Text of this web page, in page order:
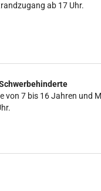
ab 17 Uhr.
von 7 bis 16 Jahren und